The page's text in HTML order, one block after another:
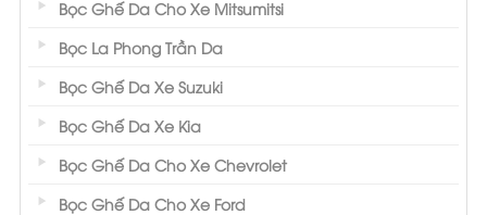
Bọc Ghế Da Cho Xe Mitsumitsi
Bọc La Phong Trần Da
Bọc Ghế Da Xe Suzuki
Bọc Ghế Da Xe Kia
Bọc Ghế Da Cho Xe Chevrolet
Bọc Ghế Da Cho Xe Ford